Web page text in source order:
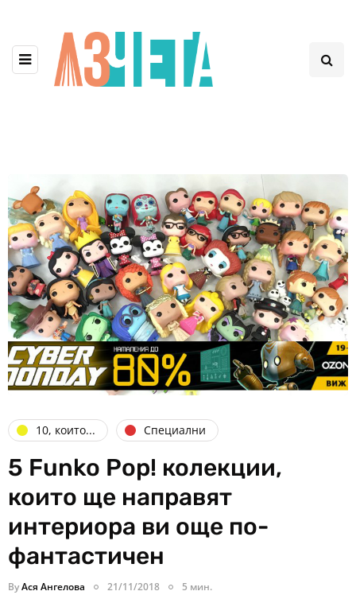
10, които... Специални
5 Funko Pop! колекции,
които ще направят
интериора ви още по-
фантастичен
ByАся Ангелова 21/11/2018 5 мин.